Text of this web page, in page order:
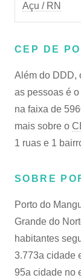
Açu / RN
CEP DE
Além do DDD,
as pessoas é
na faixa de
mais sobre o
1 ruas e 1
SOBRE
Porto do
Grande do
habitantes
3.773a cidade
95a cidade no